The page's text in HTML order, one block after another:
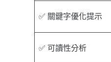
✅ 關鍵字優化提示
✅ 可讀性分析